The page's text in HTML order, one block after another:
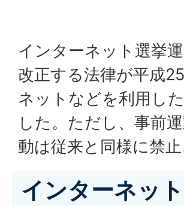
インターネット選挙
改正する法律が平成
ネットなどを利用し
した。ただし、事前
動は従来と同様に禁
インターネッ